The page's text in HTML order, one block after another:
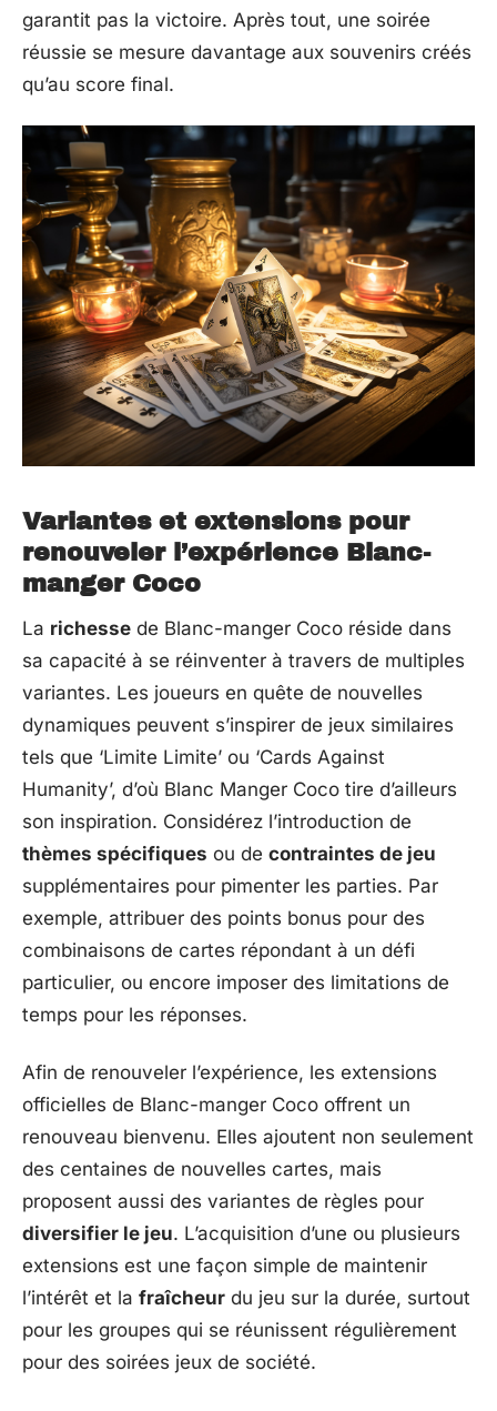
garantit pas la victoire. Après tout, une soirée
réussie se mesure davantage aux souvenirs créés
qu’au score final.
Variantes et extensions pour
renouveler l’expérience Blanc-
manger Coco
La richesse de Blanc-manger Coco réside dans
sa capacité à se réinventer à travers de multiples
variantes. Les joueurs en quête de nouvelles
dynamiques peuvent s’inspirer de jeux similaires
tels que ‘Limite Limite’ ou ‘Cards Against
Humanity’, d’où Blanc Manger Coco tire d’ailleurs
son inspiration. Considérez l’introduction de
thèmes spécifiques ou de contraintes de jeu
supplémentaires pour pimenter les parties. Par
exemple, attribuer des points bonus pour des
combinaisons de cartes répondant à un défi
particulier, ou encore imposer des limitations de
temps pour les réponses.
Afin de renouveler l’expérience, les extensions
officielles de Blanc-manger Coco offrent un
renouveau bienvenu. Elles ajoutent non seulement
des centaines de nouvelles cartes, mais
proposent aussi des variantes de règles pour
diversifier le jeu. L’acquisition d’une ou plusieurs
extensions est une façon simple de maintenir
l’intérêt et la fraîcheur du jeu sur la durée, surtout
pour les groupes qui se réunissent régulièrement
pour des soirées jeux de société.